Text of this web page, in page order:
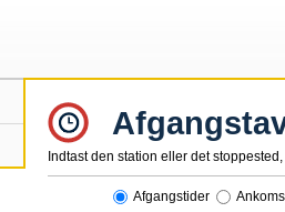
Indtast den station eller det
Afgangstider